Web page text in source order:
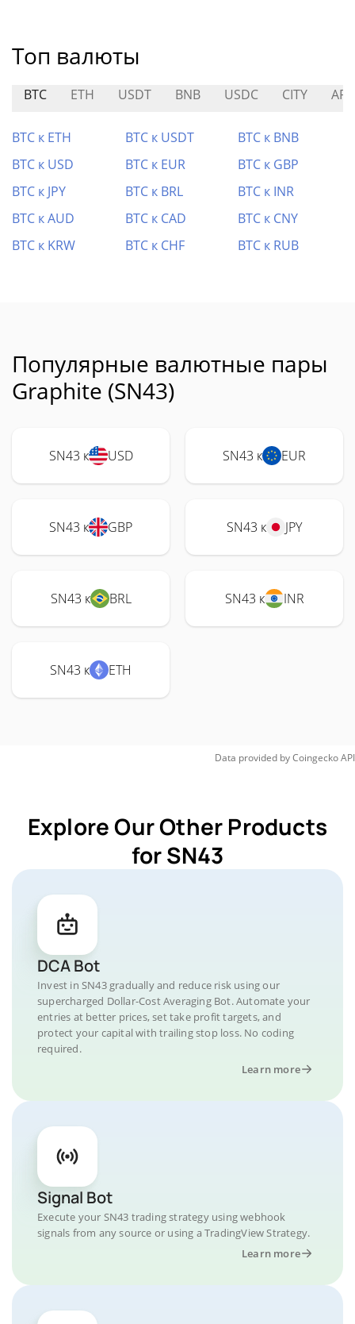
Топ валюты
BTC ETH USDT BNB USDC CITY
BTC к ETH BTC к USDT
BTC к BNB
BTC к USD
BTC к EUR
BTC к GBP
BTC к JPY
BTC к BRL
BTC к INR
BTC к AUD
BTC к CAD
BTC к CNY
BTC к KRW
BTC к CHF BTC к RUB
Популярные валютные пары
Graphite (SN43)
SN43 к USD SN43 к EUR
SN43 к GBP SN43 к JPY
SN43 к BRL SN43 к INR
SN43 к ETH
Data provided byCoingeckoAPI
Explore Our Other Products
for SN43
DCA Bot
Invest in SN43 gradually and reduce risk using our
supercharged Dollar-Cost Averaging Bot. Automate your
entries at better prices, set take profit targets, and
protect your capital with trailing stop loss. No coding
required.
Learn more
Signal Bot
Execute your SN43 trading strategy using webhook
signals from any source or using a TradingView Strategy.
Learn more